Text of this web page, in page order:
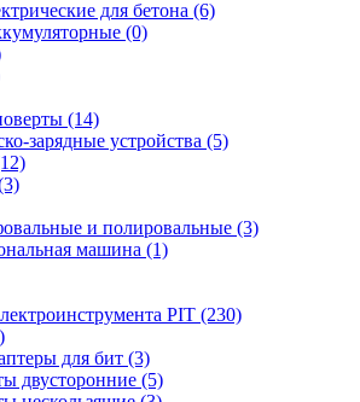
для бетона (6)
(0)
(14)
зарядные устройства (5)
и полировальные (3)
машина (1)
PIT (230)
для бит (3)
двусторонние (5)